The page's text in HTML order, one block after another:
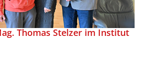
Thomas Stelzer im Institut